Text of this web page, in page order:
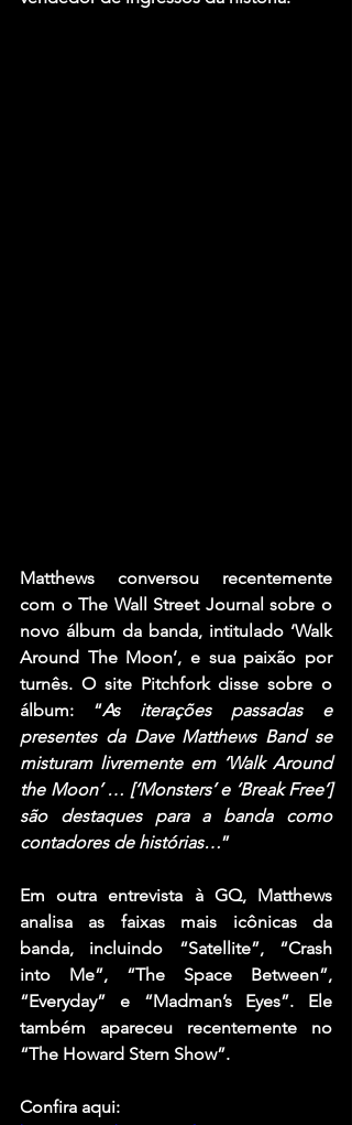
Matthews conversou recentemente
com o The Wall Street Journal sobre o
novo álbum da banda, intitulado ‘Walk
Around The Moon’, e sua paixão por
turnês. O site Pitchfork disse sobre o
álbum: “As iterações passadas e
presentes da Dave Matthews Band se
misturam livremente em ‘Walk Around
the Moon’ … [‘Monsters’ e ‘Break Free’]
são destaques para a banda como
contadores de histórias…”
Em outra entrevista à GQ, Matthews
analisa as faixas mais icônicas da
banda, incluindo “Satellite”, “Crash
into Me”, “The Space Between”,
“Everyday” e “Madman’s Eyes”. Ele
também apareceu recentemente no
“The Howard Stern Show”.
Confira aqui: